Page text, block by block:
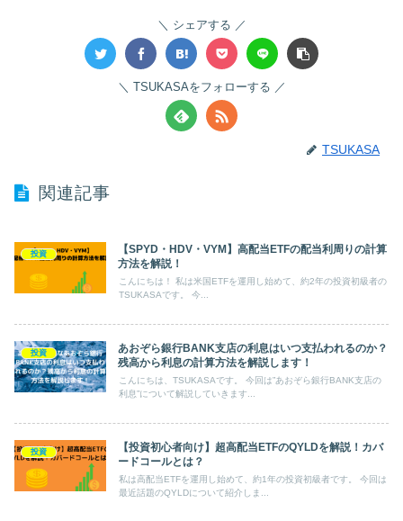
シェアする
TSUKASAをフォローする
TSUKASA
関連記事
投資
【SPYD・HDV・VYM】高配当ETFの配当利周りの計算
方法を解説！
こんにちは！ 私は米国ETFを運用し始めて、約2年の投資初級者の
TSUKASAです。 今...
投資
あおぞら銀行BANK支店の利息はいつ支払われるのか？
残高から利息の計算方法を解説します！
こんにちは、TSUKASAです。 今回は”あおぞら銀行BANK支店の
利息”について解説していきます...
投資
【投資初心者向け】超高配当ETFのQYLDを解説！カバ
ードコールとは？
私は高配当ETFを運用し始めて、約1年の投資初級者です。 今回は
最近話題のQYLDについて紹介しま...